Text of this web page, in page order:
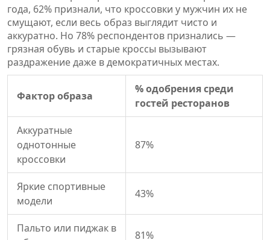
года, 62% признали, что кроссовки у мужчин их не
смущают, если весь образ выглядит чисто и
аккуратно. Но 78% респондентов признались —
грязная обувь и старые кроссы вызывают
раздражение даже в демократичных местах.
Фактор образа
% одобрения среди
гостей ресторанов
Аккуратные
однотонные
кроссовки
87%
Яркие спортивные
модели
43%
Пальто или пиджак в
81%